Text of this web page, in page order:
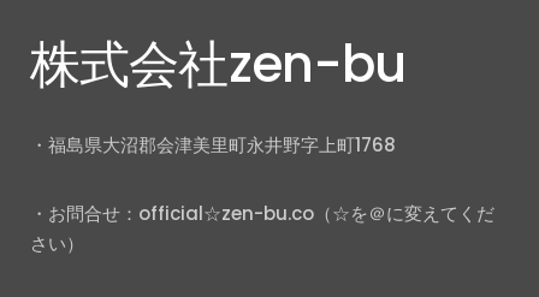
株式会社zen-bu
・福島県大沼郡会津美里町永井野字上町1768
・お問合せ：official☆zen-bu.co（☆を＠に変えてくだ
さい）